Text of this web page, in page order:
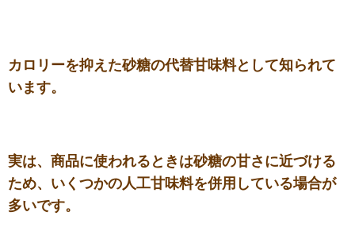
カロリーを抑えた砂糖の代替甘味料として知られて
います。
実は、商品に使われるときは砂糖の甘さに近づける
ため、いくつかの人工甘味料を併用している場合が
多いです。